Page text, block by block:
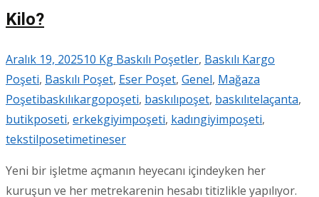
Kilo?
Aralık 19, 202510 Kg Baskılı Poşetler, Baskılı Kargo
Poşeti, Baskılı Poşet, Eser Poşet, Genel, Mağaza
Poşetibaskılıkargopoşeti, baskılıpoşet, baskılıtelaçanta,
butikposeti, erkekgiyimpoşeti, kadıngiyimpoşeti,
tekstilposetimetineser
Yeni bir işletme açmanın heyecanı içindeyken her
kuruşun ve her metrekarenin hesabı titizlikle yapılıyor.